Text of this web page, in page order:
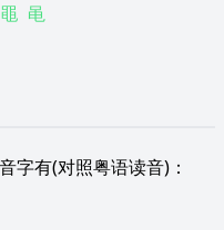
黽 黾
字有(对照粤语读音)：